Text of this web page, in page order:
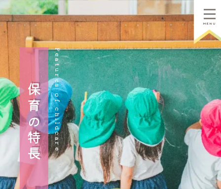
保育の特長Features of childcare
MENU